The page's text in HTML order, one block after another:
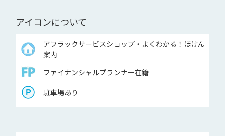
アイコンについて
アフラックサービスショップ・よくわかる！ほけん
案内
ファイナンシャルプランナー在籍
駐車場あり